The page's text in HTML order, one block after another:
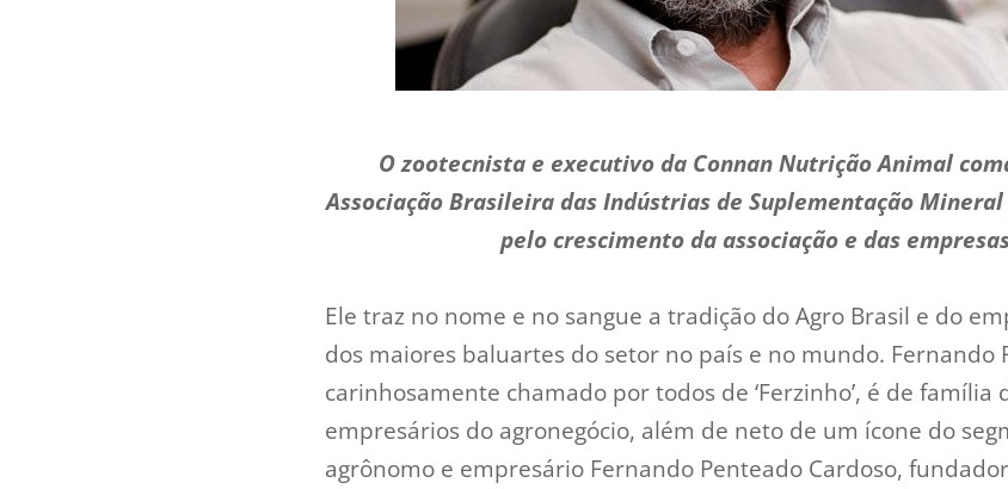
O zootecnista e executivo da Connan Nutrição Animal
Associação Brasileira das Indústrias de Suplementação
pelo crescimento da associação e das
Ele traz no nome e no sangue a tradição do Agro Brasil e do
dos maiores baluartes do setor no país e no mundo. Fernando
carinhosamente chamado por todos de ‘Ferzinho’, é de
empresários do agronegócio, além de neto de um ícone do
agrônomo e empresário Fernando Penteado Cardoso,